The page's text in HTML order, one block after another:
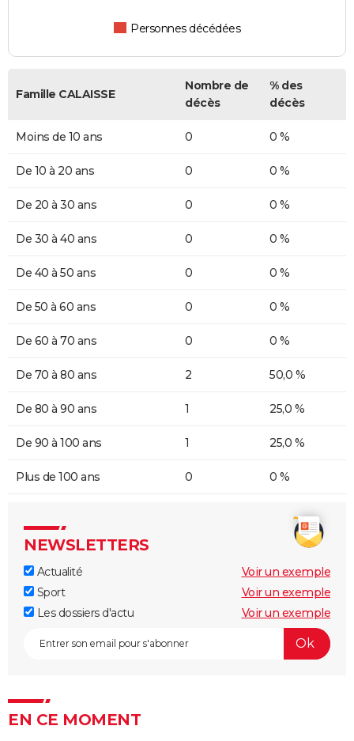
Personnes décédées
Famille CALAISSE
Nombre de
décès
% des
décès
Moins de 10 ans 0 0 %
De 10 à 20 ans 0 0 %
De 20 à 30 ans 0 0 %
De 30 à 40 ans 0 0 %
De 40 à 50 ans 0 0 %
De 50 à 60 ans 0 0 %
De 60 à 70 ans 0 0 %
De 70 à 80 ans 2 50,0 %
De 80 à 90 ans 1 25,0 %
De 90 à 100 ans 1 25,0 %
Plus de 100 ans 0 0 %
NEWSLETTERS
Actualité
Voir un exemple
Sport
Voir un exemple
Les dossiers d'actu
Voir un exemple
EN CE MOMENT